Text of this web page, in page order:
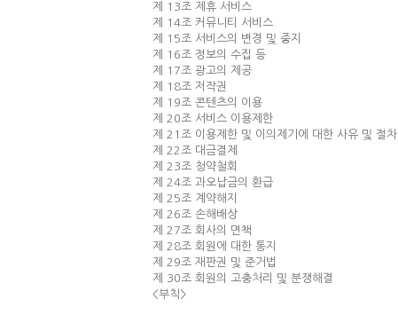
제 13조 제휴 서비스
제 14조 커뮤니티 서비스
제 15조 서비스의 변경 및 중지
제 16조 정보의 수집 등
제 17조 광고의 제공
제 18조 저작권
제 19조 콘텐츠의 이용
제 20조 서비스 이용제한
제 21조 이용제한 및 이의제기에 대한 사유 및 절차
제 22조 대금결제
제 23조 청약철회
제 24조 과오납금의 환급
제 25조 계약해지
제 26조 손해배상
제 27조 회사의 면책
제 28조 회원에 대한 통지
제 29조 재판권 및 준거법
제 30조 회원의 고충처리 및 분쟁해결
<부칙>